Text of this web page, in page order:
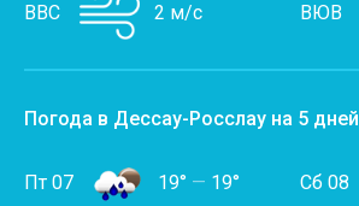
ВВС 2 м/с ВЮВ
Погода в Дессау-Росслау на 5 дней
Пт 07 19° — 19° Сб 08